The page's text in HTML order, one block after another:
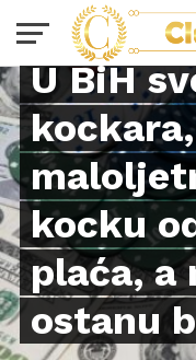
LIFESTYLE
U BiH
kocku
plaća, a
ostanu